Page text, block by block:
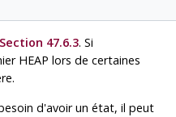
Section 47.6.3. Si
HEAP lors de certaines
d'avoir un état, il peut